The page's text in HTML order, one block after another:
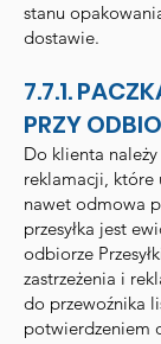
stanu
dostawie.
7.7.1.
PRZY
Do klienta należy
reklamacji, które
nawet odmowa
przesyłka jest
odbiorze
zastrzeżenia i
do przewoźnika
potwierdzeniem